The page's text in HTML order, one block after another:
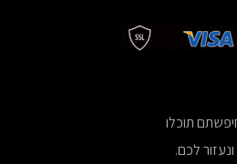
תוכלו
לכם.